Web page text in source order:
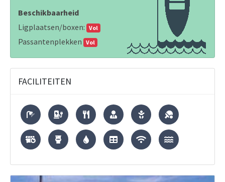
Beschikbaarheid
Ligplaatsen/boxen: Vol
Passantenplekken Vol
FACILITEITEN